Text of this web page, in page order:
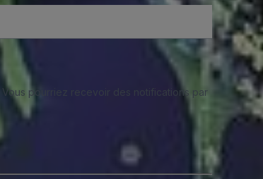
. Vous pourriez recevoir des notifications par